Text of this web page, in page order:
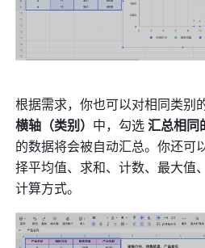
横轴（类别） 中，勾选 汇总相同
的数据将会被自动汇总。你还可
择平均值、求和、计数、最大值
计算方式。